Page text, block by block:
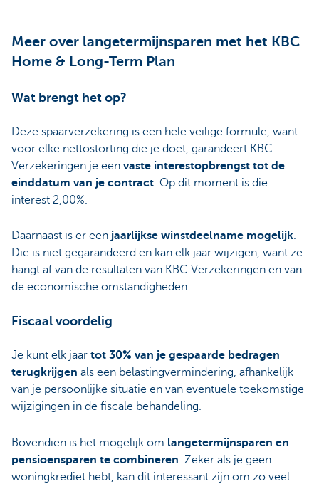
Meer over langetermijnsparen met het KBC
Home & Long-Term Plan
Wat brengt het op?
Deze spaarverzekering is een hele veilige formule, want
voor elke nettostorting die je doet, garandeert KBC
Verzekeringen je een vaste interestopbrengst tot de
einddatum van je contract. Op dit moment is die
interest 2,00%.
Daarnaast is er een jaarlijkse winstdeelname mogelijk.
Die is niet gegarandeerd en kan elk jaar wijzigen, want ze
hangt af van de resultaten van KBC Verzekeringen en van
de economische omstandigheden.
Fiscaal voordelig
Je kunt elk jaar tot 30% van je gespaarde bedragen
terugkrijgen als een belastingvermindering, afhankelijk
van je persoonlijke situatie en van eventuele toekomstige
wijzigingen in de fiscale behandeling.
Bovendien is het mogelijk om langetermijnsparen en
pensioensparen te combineren. Zeker als je geen
woningkrediet hebt, kan dit interessant zijn om zo veel